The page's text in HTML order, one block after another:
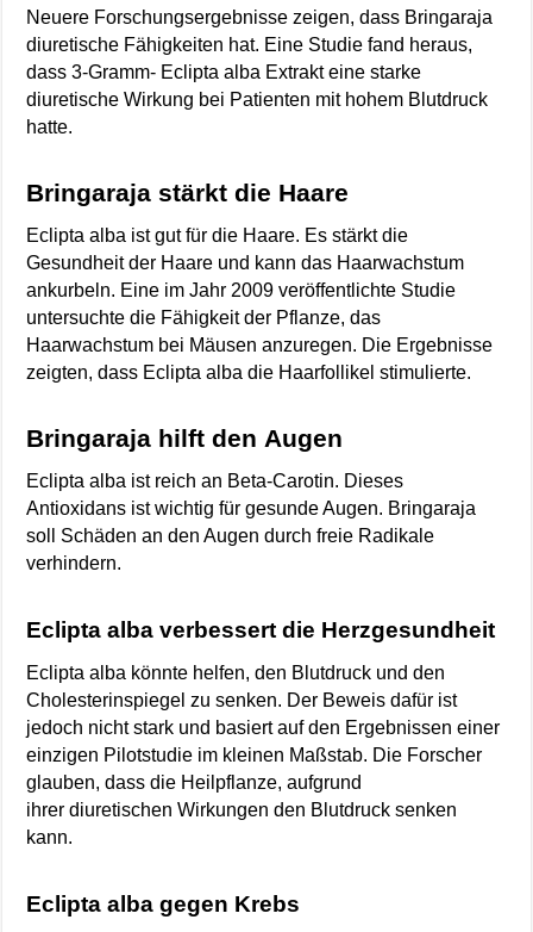
Neuere Forschungsergebnisse zeigen, dass Bringaraja
diuretische Fähigkeiten hat. Eine Studie fand heraus,
dass 3-Gramm- Eclipta alba Extrakt eine starke
diuretische Wirkung bei Patienten mit hohem Blutdruck
hatte.
Bringaraja stärkt die Haare
Eclipta alba ist gut für die Haare. Es stärkt die
Gesundheit der Haare und kann das Haarwachstum
ankurbeln. Eine im Jahr 2009 veröffentlichte Studie
untersuchte die Fähigkeit der Pflanze, das
Haarwachstum bei Mäusen anzuregen. Die Ergebnisse
zeigten, dass Eclipta alba die Haarfollikel stimulierte.
Bringaraja hilft den Augen
Eclipta alba ist reich an Beta-Carotin. Dieses
Antioxidans ist wichtig für gesunde Augen. Bringaraja
soll Schäden an den Augen durch freie Radikale
verhindern.
Eclipta alba verbessert die Herzgesundheit
Eclipta alba könnte helfen, den Blutdruck und den
Cholesterinspiegel zu senken. Der Beweis dafür ist
jedoch nicht stark und basiert auf den Ergebnissen einer
einzigen Pilotstudie im kleinen Maßstab. Die Forscher
glauben, dass die Heilpflanze, aufgrund
ihrer diuretischen Wirkungen den Blutdruck senken
kann.
Eclipta alba gegen Krebs